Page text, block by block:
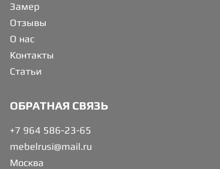
Замер
Отзывы
О нас
Контакты
Статьи
ОБРАТНАЯ СВЯЗЬ
+7 964 586-23-65
mebelrusi@mail.ru
Москва